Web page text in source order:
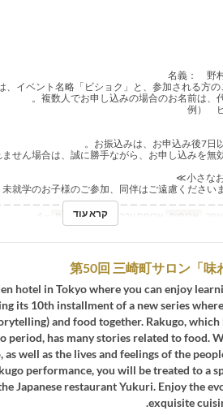
名義： 野
就学のお子様のご参加、同伴はご遠慮ください
＿＿＿＿＿＿＿＿＿＿＿＿＿＿＿＿＿＿＿＿＿＿
ארוחות ארוחת ערב מגבלת הזמנה
קרא עוד
第50回 三崎町サロン「味
hotel in Tokyo where you can enjoy
its 10th installment of a new series
and food together. Rakugo,
period, has many stories related to food.
well as the lives and feelings of the
performance, you will be treated to a
Japanese restaurant Yukuri. Enjoy the
exquisite